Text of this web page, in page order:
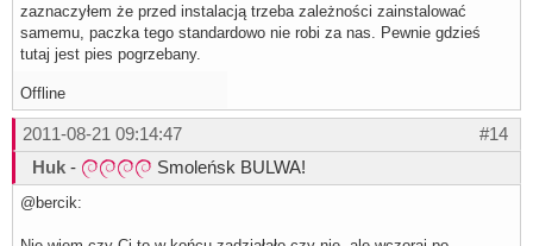
zaznaczyłem że przed instalacją trzeba zależności zainstalować
samemu, paczka tego standardowo nie robi za nas. Pewnie gdzieś
tutaj jest pies pogrzebany.
Offline
#14
2011-08-21 09:14:47
Huk - Smoleńsk BULWA!
@bercik: